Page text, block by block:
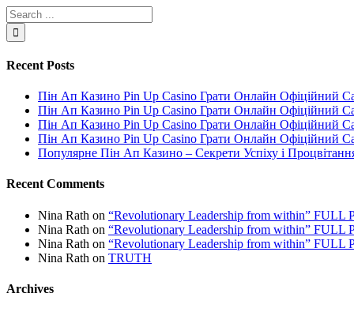
Recent Posts
Пін Ап Казино Pin Up Casino Грати Онлайн Офіційний
Пін Ап Казино Pin Up Casino Грати Онлайн Офіційний
Пін Ап Казино Pin Up Casino Грати Онлайн Офіційний
Пін Ап Казино Pin Up Casino Грати Онлайн Офіційний
Популярне Пін Ап Казино – Секрети Успіху і
Recent Comments
Nina Rath on “Revolutionary Leadership from within” FULL
Nina Rath on “Revolutionary Leadership from within” FULL
Nina Rath on “Revolutionary Leadership from within” FULL
Nina Rath on TRUTH
Archives